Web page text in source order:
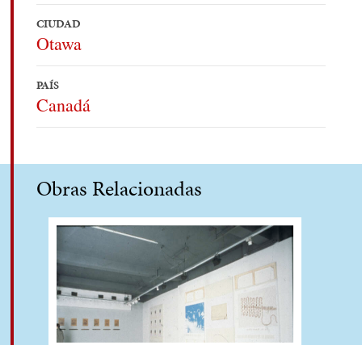
CIUDAD
Otawa
PAÍS
Canadá
Obras Relacionadas